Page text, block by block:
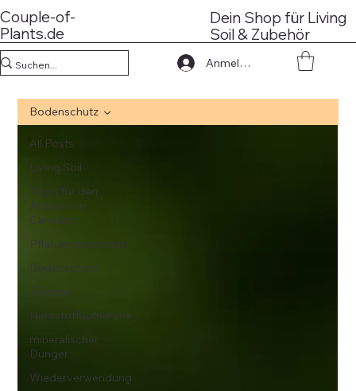
Couple-of-
Plants.de
Dein Shop für Living
Soil & Zubehör
Anmelden
All Posts
Living Soil
Tipps für den
Anbau von
Cannabis
Pflanzenwachstum
Bodenschutz
Terpene
Nährstoffaufnahme
mineralischer
Dünger
Wiederverwendung
Bodenschutz